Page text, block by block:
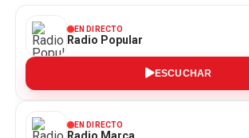
EN DIRECTO
Radio Popular
ESCUCHAR
EN DIRECTO
Radio Marca